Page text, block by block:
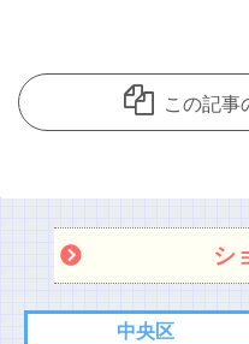
この記事
シ
中央区